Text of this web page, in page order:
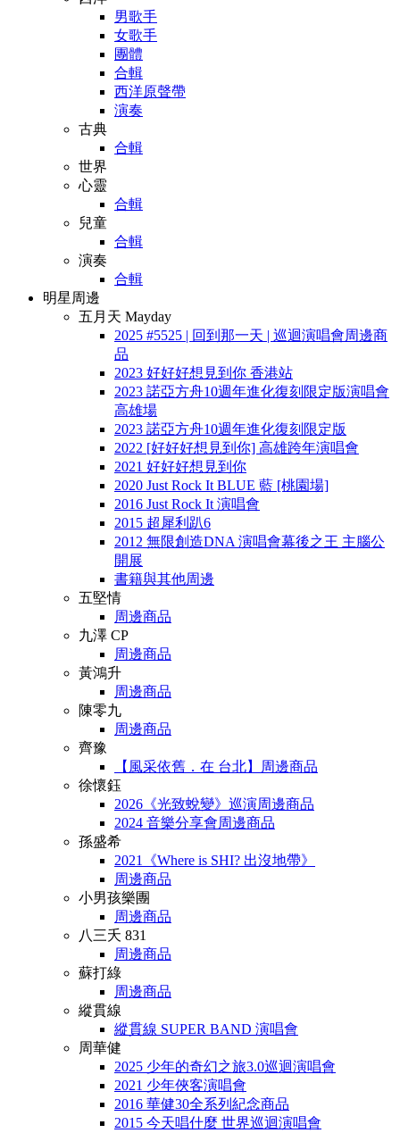
男歌手
女歌手
團體
合輯
西洋原聲帶
演奏
古典
合輯
世界
心靈
合輯
兒童
合輯
演奏
合輯
明星周邊
五月天 Mayday
2025 #5525 | 回到那一天 | 巡迴演唱會周邊商
品
2023 好好好想見到你 香港站
2023 諾亞方舟10週年進化復刻限定版演唱會
高雄場
2023 諾亞方舟10週年進化復刻限定版
2022 [好好好想見到你] 高雄跨年演唱會
2021 好好好想見到你
2020 Just Rock It BLUE 藍 [桃園場]
2016 Just Rock It 演唱會
2015 超犀利趴6
2012 無限創造DNA 演唱會幕後之王 主腦公
開展
書籍與其他周邊
五堅情
周邊商品
九澤 CP
周邊商品
黃鴻升
周邊商品
陳零九
周邊商品
齊豫
【風采依舊．在 台北】周邊商品
徐懷鈺
2026《光致蛻變》巡演周邊商品
2024 音樂分享會周邊商品
孫盛希
2021《Where is SHI? 出沒地帶》
周邊商品
小男孩樂團
周邊商品
八三夭 831
周邊商品
蘇打綠
周邊商品
縱貫線
縱貫線 SUPER BAND 演唱會
周華健
2025 少年的奇幻之旅3.0巡迴演唱會
2021 少年俠客演唱會
2016 華健30全系列紀念商品
2015 今天唱什麼 世界巡迴演唱會